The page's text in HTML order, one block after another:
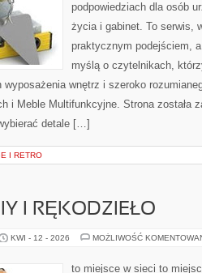
podpowiedziach dla osób
życia i gabinet. To serwis,
praktycznym podejściem,
myślą o czytelnikach,
wnętrz i szeroko
i Meble Multifunkcyjne. Strona została
detale […]
I RETRO
I RĘKODZIEŁO
KWI - 12 - 2026 MOŻLIWOŚĆ
to miejsce w sieci to